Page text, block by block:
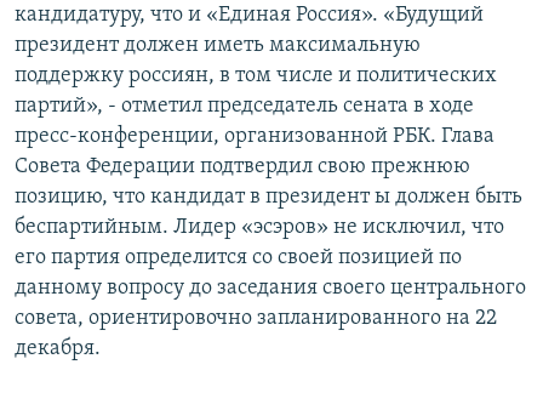
кандидатуру, что и «Единая Россия». «Будущий
президент должен иметь максимальную
поддержку россиян, в том числе и политических
партий», - отметил председатель сената в ходе
пресс-конференции, организованной РБК. Глава
Совета Федерации подтвердил свою прежнюю
позицию, что кандидат в президент ы должен быть
беспартийным. Лидер «эсэров» не исключил, что
его партия определится со своей позицией по
данному вопросу до заседания своего центрального
совета, ориентировочно запланированного на 22
декабря.